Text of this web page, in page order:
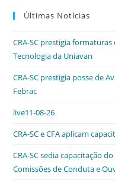
c
b
o
o
k
itt
er
k
dI
n
Últimas Notícias
CRA-SC prestigia
Tecnologia da Uniavan
CRA-SC prestigia posse de
Febrac
live11-08-26
CRA-SC e CFA aplicam
CRA-SC sedia capacitação
Comissões de Conduta e